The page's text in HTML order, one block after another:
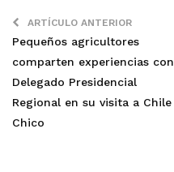
ARTÍCULO ANTERIOR
Pequeños agricultores
comparten experiencias con
Delegado Presidencial
Regional en su visita a Chile
Chico